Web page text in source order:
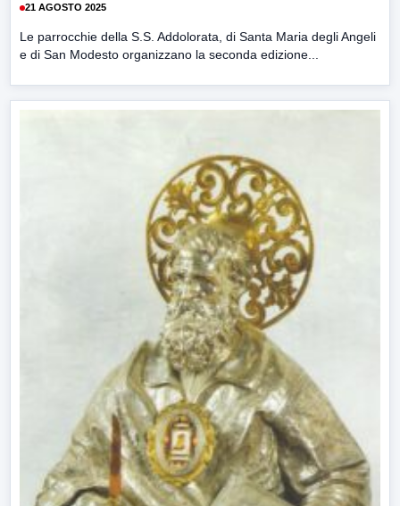
21 AGOSTO 2025
Le parrocchie della S.S. Addolorata, di Santa Maria degli Angeli
e di San Modesto organizzano la seconda edizione...